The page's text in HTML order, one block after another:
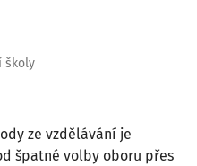
školy
ze vzdělávání je
špatné volby oboru přes